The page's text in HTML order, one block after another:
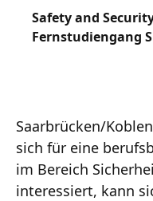
Safety and
Fernstudiengang
Saarbrücken/
sich für eine
im Bereich
interessiert, kann